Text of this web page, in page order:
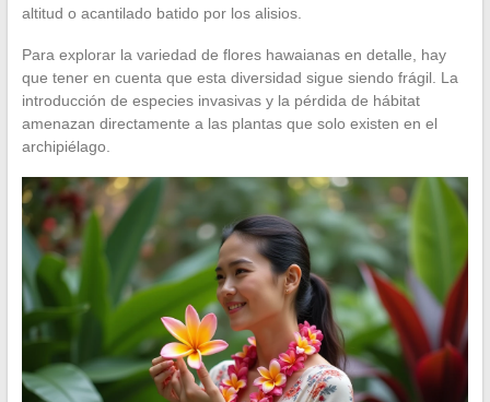
altitud o acantilado batido por los alisios.
Para explorar la variedad de flores hawaianas en detalle, hay
que tener en cuenta que esta diversidad sigue siendo frágil. La
introducción de especies invasivas y la pérdida de hábitat
amenazan directamente a las plantas que solo existen en el
archipiélago.